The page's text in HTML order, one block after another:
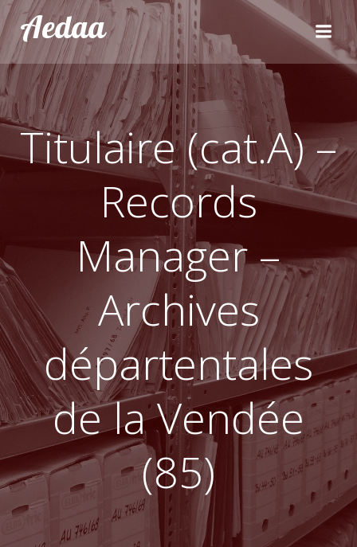
Aller
au
contenu
Aedaa
Titulaire (cat.A) –
Records
Manager –
Archives
départentales
de la Vendée
(85)